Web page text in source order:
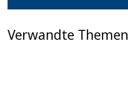
Verwandte Themen